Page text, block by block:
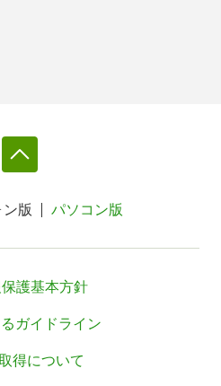
版 パソコン版
護基本方針
ガイドライン
得について